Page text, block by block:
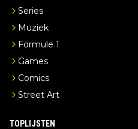
Series
Muziek
Formule 1
Games
Comics
Street Art
TOPLIJSTEN